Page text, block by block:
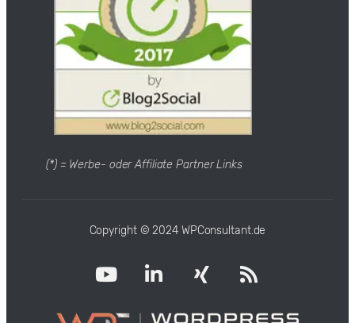
(*) = Werbe- oder Affiliate Partner Links
Copyright © 2024 WPConsultant.de